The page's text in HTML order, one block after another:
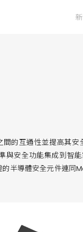
的互通性並提高其安
與安全功能集成到智能
半導體安全元件連同